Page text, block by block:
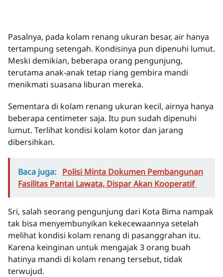
Pasalnya, pada kolam renang ukuran besar, air hanya
tertampung setengah. Kondisinya pun dipenuhi lumut.
Meski demikian, beberapa orang pengunjung,
terutama anak-anak tetap riang gembira mandi
menikmati suasana liburan mereka.
Sementara di kolam renang ukuran kecil, airnya hanya
beberapa centimeter saja. Itu pun sudah dipenuhi
lumut. Terlihat kondisi kolam kotor dan jarang
dibersihkan.
Baca juga: Polisi Minta Dokumen Pembangunan
Fasilitas Pantai Lawata, Dispar Akan Kooperatif
Sri, salah seorang pengunjung dari Kota Bima nampak
tak bisa menyembunyikan kekecewaannya setelah
melihat kondisi kolam renang di pasanggrahan itu.
Karena keinginan untuk mengajak 3 orang buah
hatinya mandi di kolam renang tersebut, tidak
terwujud.